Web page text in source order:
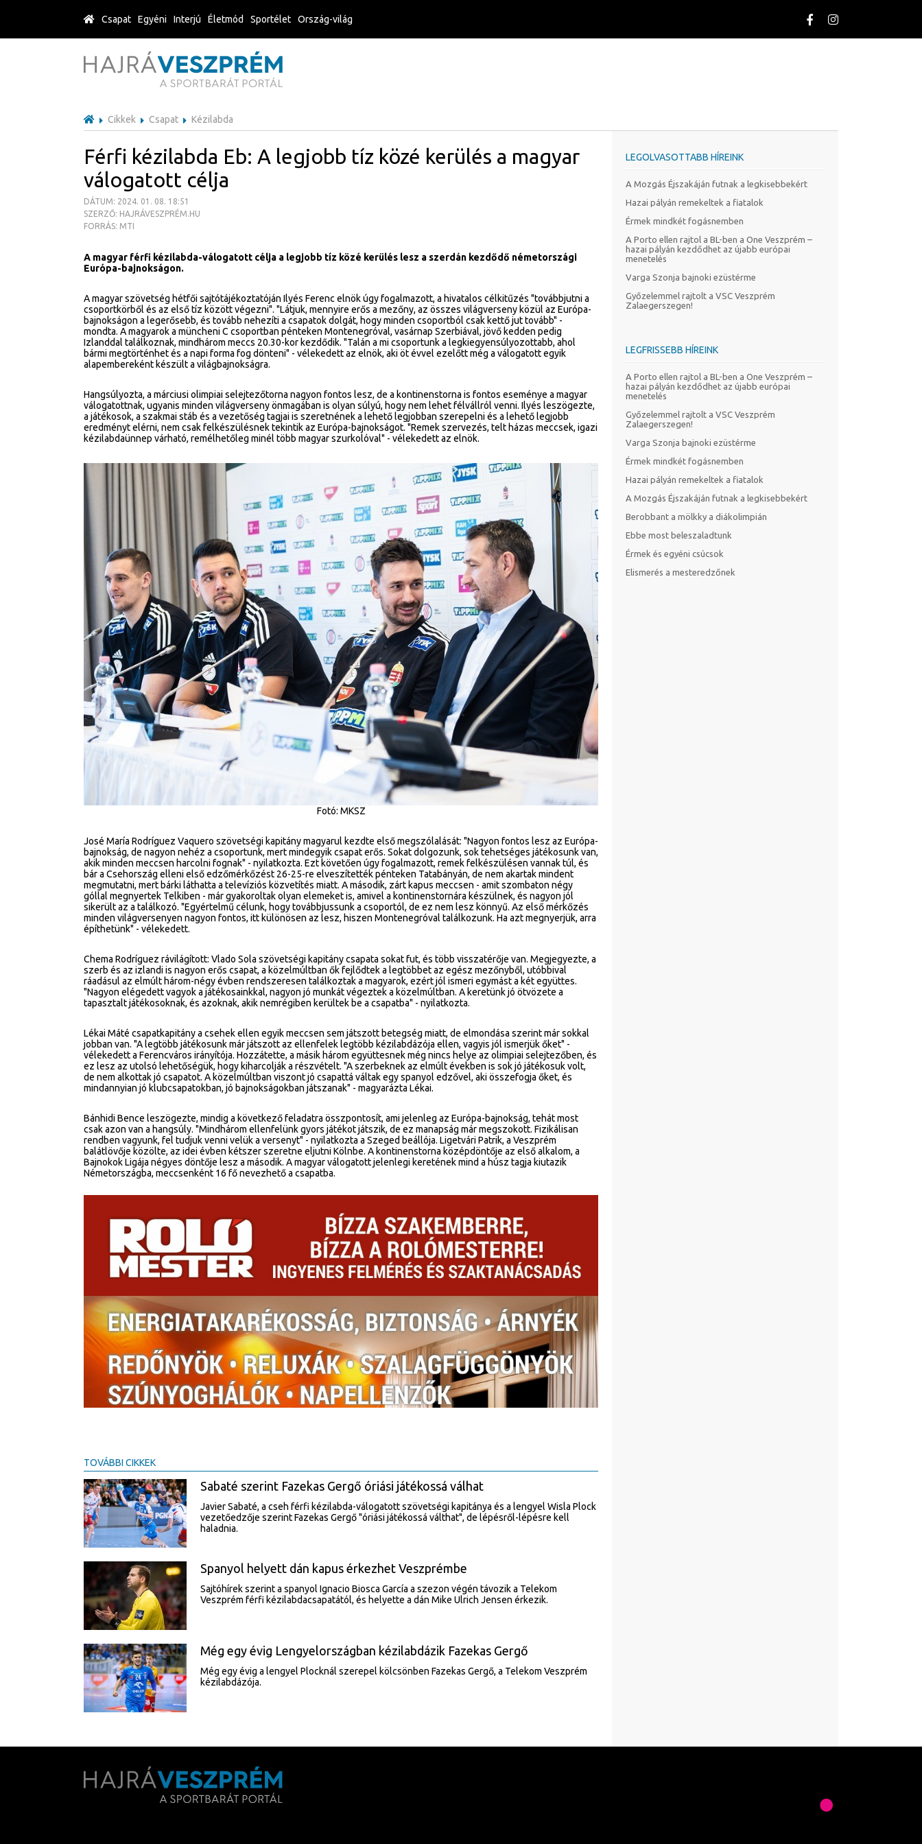
Cikkek Csapat Kézilabda
Férfi kézilabda Eb: A legjobb tíz közé kerülés a magyar
válogatott célja
DÁTUM: 2024. 01. 08. 18:51
SZERZŐ: HAJRÁVESZPRÉM.HU
FORRÁS: MTI
A magyar férfi kézilabda-válogatott célja a legjobb tíz közé kerülés lesz a szerdán kezdődő németországi
Európa-bajnokságon.
A magyar szövetség hétfői sajtótájékoztatóján Ilyés Ferenc elnök úgy fogalmazott, a hivatalos célkitűzés "továbbjutni a
csoportkörből és az első tíz között végezni". "Látjuk, mennyire erős a mezőny, az összes világverseny közül az Európa-
bajnokságon a legerősebb, és tovább nehezíti a csapatok dolgát, hogy minden csoportból csak kettő jut tovább" -
mondta. A magyarok a müncheni C csoportban pénteken Montenegróval, vasárnap Szerbiával, jövő kedden pedig
Izlanddal találkoznak, mindhárom meccs 20.30-kor kezdődik. "Talán a mi csoportunk a legkiegyensúlyozottabb, ahol
bármi megtörténhet és a napi forma fog dönteni" - vélekedett az elnök, aki öt évvel ezelőtt még a válogatott egyik
alapembereként készült a világbajnokságra.
Hangsúlyozta, a márciusi olimpiai selejtezőtorna nagyon fontos lesz, de a kontinenstorna is fontos eseménye a magyar
válogatottnak, ugyanis minden világverseny önmagában is olyan súlyú, hogy nem lehet félvállról venni. Ilyés leszögezte,
a játékosok, a szakmai stáb és a vezetőség tagjai is szeretnének a lehető legjobban szerepelni és a lehető legjobb
eredményt elérni, nem csak felkészülésnek tekintik az Európa-bajnokságot. "Remek szervezés, telt házas meccsek, igazi
kézilabdaünnep várható, remélhetőleg minél több magyar szurkolóval" - vélekedett az elnök.
Fotó: MKSZ
José María Rodríguez Vaquero szövetségi kapitány magyarul kezdte első megszólalását: "Nagyon fontos lesz az Európa-
bajnokság, de nagyon nehéz a csoportunk, mert mindegyik csapat erős. Sokat dolgozunk, sok tehetséges játékosunk van,
akik minden meccsen harcolni fognak" - nyilatkozta. Ezt követően úgy fogalmazott, remek felkészülésen vannak túl, és
bár a Csehország elleni első edzőmérkőzést 26-25-re elveszítették pénteken Tatabányán, de nem akartak mindent
megmutatni, mert bárki láthatta a televíziós közvetítés miatt. A második, zárt kapus meccsen - amit szombaton négy
góllal megnyertek Telkiben - már gyakoroltak olyan elemeket is, amivel a kontinenstornára készülnek, és nagyon jól
sikerült az a találkozó. "Egyértelmű célunk, hogy továbbjussunk a csoportól, de ez nem lesz könnyű. Az első mérkőzés
minden világversenyen nagyon fontos, itt különösen az lesz, hiszen Montenegróval találkozunk. Ha azt megnyerjük, arra
építhetünk" - vélekedett.
Chema Rodríguez rávilágított: Vlado Sola szövetségi kapitány csapata sokat fut, és több visszatérője van. Megjegyezte, a
szerb és az izlandi is nagyon erős csapat, a közelmúltban ők fejlődtek a legtöbbet az egész mezőnyből, utóbbival
ráadásul az elmúlt három-négy évben rendszeresen találkoztak a magyarok, ezért jól ismeri egymást a két együttes.
"Nagyon elégedett vagyok a játékosainkkal, nagyon jó munkát végeztek a közelmúltban. A keretünk jó ötvözete a
tapasztalt játékosoknak, és azoknak, akik nemrégiben kerültek be a csapatba" - nyilatkozta.
Lékai Máté csapatkapitány a csehek ellen egyik meccsen sem játszott betegség miatt, de elmondása szerint már sokkal
jobban van. "A legtöbb játékosunk már játszott az ellenfelek legtöbb kézilabdázója ellen, vagyis jól ismerjük őket" -
vélekedett a Ferencváros irányítója. Hozzátette, a másik három együttesnek még nincs helye az olimpiai selejtezőben, és
ez lesz az utolsó lehetőségük, hogy kiharcolják a részvételt. "A szerbeknek az elmúlt években is sok jó játékosuk volt,
de nem alkottak jó csapatot. A közelmúltban viszont jó csapattá váltak egy spanyol edzővel, aki összefogja őket, és
mindannyian jó klubcsapatokban, jó bajnokságokban játszanak" - magyarázta Lékai.
Bánhidi Bence leszögezte, mindig a következő feladatra összpontosít, ami jelenleg az Európa-bajnokság, tehát most
csak azon van a hangsúly. "Mindhárom ellenfelünk gyors játékot játszik, de ez manapság már megszokott. Fizikálisan
rendben vagyunk, fel tudjuk venni velük a versenyt" - nyilatkozta a Szeged beállója. Ligetvári Patrik, a Veszprém
balátlövője közölte, az idei évben kétszer szeretne eljutni Kölnbe. A kontinenstorna középdöntője az első alkalom, a
Bajnokok Ligája négyes döntője lesz a második. A magyar válogatott jelenlegi keretének mind a húsz tagja kiutazik
Németországba, meccsenként 16 fő nevezhető a csapatba.
TOVÁBBI CIKKEK
Sabaté szerint Fazekas Gergő óriási játékossá válhat
Javier Sabaté, a cseh férfi kézilabda-válogatott szövetségi kapitánya és a lengyel Wisla Plock
vezetőedzője szerint Fazekas Gergő "óriási játékossá válthat", de lépésről-lépésre kell
haladnia.
Spanyol helyett dán kapus érkezhet Veszprémbe
Sajtóhírek szerint a spanyol Ignacio Biosca García a szezon végén távozik a Telekom
Veszprém férfi kézilabdacsapatától, és helyette a dán Mike Ulrich Jensen érkezik.
Még egy évig Lengyelországban kézilabdázik Fazekas Gergő
Még egy évig a lengyel Plocknál szerepel kölcsönben Fazekas Gergő, a Telekom Veszprém
kézilabdázója.
LEGOLVASOTTABB HÍREINK
A Mozgás Éjszakáján futnak a legkisebbekért
Hazai pályán remekeltek a fiatalok
Érmek mindkét fogásnemben
A Porto ellen rajtol a BL-ben a One Veszprém –
hazai pályán kezdődhet az újabb európai
menetelés
Varga Szonja bajnoki ezüstérme
Győzelemmel rajtolt a VSC Veszprém
Zalaegerszegen!
LEGFRISSEBB HÍREINK
A Porto ellen rajtol a BL-ben a One Veszprém –
hazai pályán kezdődhet az újabb európai
menetelés
Győzelemmel rajtolt a VSC Veszprém
Zalaegerszegen!
Varga Szonja bajnoki ezüstérme
Érmek mindkét fogásnemben
Hazai pályán remekeltek a fiatalok
A Mozgás Éjszakáján futnak a legkisebbekért
Berobbant a mölkky a diákolimpián
Ebbe most beleszaladtunk
Érmek és egyéni csúcsok
Elismerés a mesteredzőnek
Csapat Egyéni Interjú Életmód Sportélet Ország-világ